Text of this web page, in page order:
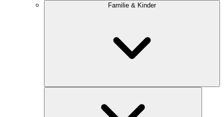
Familie & Kinder